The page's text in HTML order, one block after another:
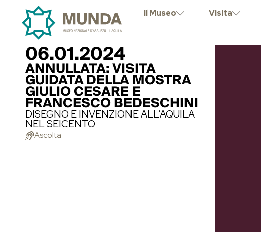
Il Museo Visita
06.01.2024
ANNULLATA: VISITA
GUIDATA DELLA MOSTRA
GIULIO CESARE E
FRANCESCO BEDESCHINI
DISEGNO E INVENZIONE ALL’AQUILA
NEL SEICENTO
Ascolta